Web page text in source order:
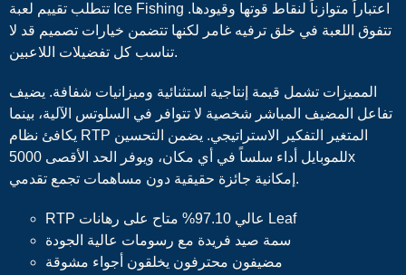
تتطلب تقييم لعبة Ice Fishing اعتباراً متوازناً لنقاط قوتها وقيودها.
تتفوق اللعبة في خلق ترفيه غامر لكنها تتضمن خيارات تصميم قد لا
تناسب كل تفضيلات اللاعبين.
المميزات تشمل قيمة إنتاجية استثنائية وميزانيات شفافة. يضيف
تفاعل المضيف المباشر شخصية لا تتوافر في السلوتس الآلية، بينما
يكافئ نظام RTP المتغير التفكير الاستراتيجي. يضمن التحسين
للموبايل أداء سلساً في أي مكان، ويوفر الحد الأقصى 5000x
إمكانية جائزة حقيقية دون مساهمات تجمع تقدمي.
RTP عالي 97.10% متاح على رهانات Leaf
سمة صيد فريدة مع رسومات عالية الجودة
مضيفون محترفون يخلقون أجواء مشوقة